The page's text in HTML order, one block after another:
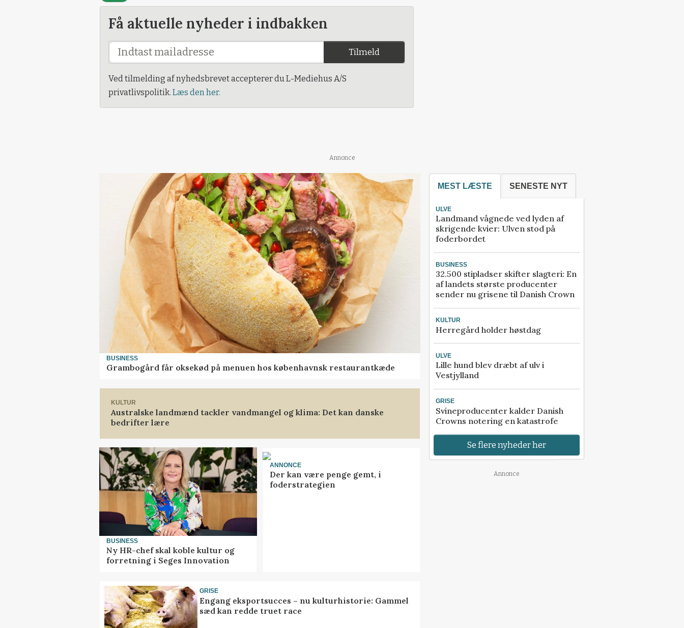
Få aktuelle nyheder i indbakken
Tilmeld
Ved tilmelding af nyhedsbrevet accepterer du L-Mediehus A/S
privatlivspolitik. Læs den her.
Annonce
BUSINESS
Grambogård får oksekød på menuen hos københavnsk restaurantkæde
KULTUR
Australske landmænd tackler vandmangel og klima: Det kan danske
bedrifter lære
BUSINESS
Ny HR-chef skal koble kultur og
forretning i Seges Innovation
ANNONCE
Der kan være penge gemt, i
foderstrategien
GRISE
Engang eksportsucces – nu kulturhistorie: Gammel
sæd kan redde truet race
MEST LÆSTE SENESTE NYT
ULVE
Landmand vågnede ved lyden af
skrigende kvier: Ulven stod på
foderbordet
BUSINESS
32.500 stipladser skifter slagteri: En
af landets største producenter
sender nu grisene til Danish Crown
KULTUR
Herregård holder høstdag
ULVE
Lille hund blev dræbt af ulv i
Vestjylland
GRISE
Svineproducenter kalder Danish
Crowns notering en katastrofe
Se flere nyheder her
Annonce